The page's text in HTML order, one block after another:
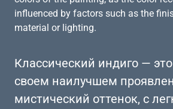
influenced by factors such as the
material or lighting.
Классический индиго —
своем наилучшем
мистический оттенок, с